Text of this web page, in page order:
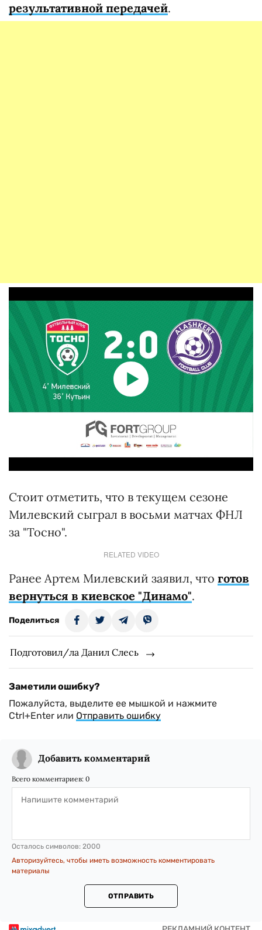
результативной передачей.
Стоит отметить, что в текущем сезоне
Милевский сыграл в восьми матчах ФНЛ
за "Тосно".
RELATED VIDEO
Ранее Артем Милевский заявил, что готов
вернуться в киевское "Динамо".
Поделиться
Подготовил/ла Данил Слесь
Заметили ошибку?
Пожалуйста, выделите ее мышкой и нажмите
Ctrl+Enter или Отправить ошибку
Добавить комментарий
Всего комментариев: 0
Осталось символов: 2000
Авторизуйтесь, чтобы иметь возможность комментировать
материалы
ОТПРАВИТЬ